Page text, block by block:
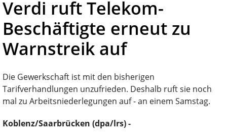
Verdi ruft Telekom-
Beschäftigte erneut zu
Warnstreik auf
Die Gewerkschaft ist mit den bisherigen
Tarifverhandlungen unzufrieden. Deshalb ruft sie noch
mal zu Arbeitsniederlegungen auf - an einem Samstag.
Koblenz/Saarbrücken (dpa/lrs) -